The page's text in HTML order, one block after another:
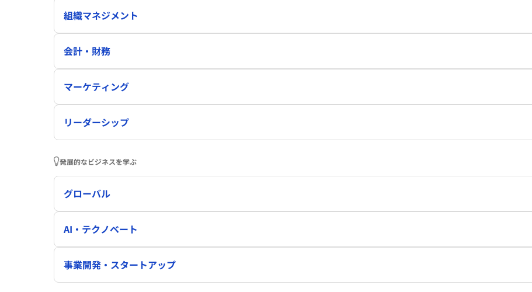
組織マネジメント
会計・財務
マーケティング
リーダーシップ
発展的なビジネスを学ぶ
グローバル
AI・テクノベート
事業開発・スタートアップ